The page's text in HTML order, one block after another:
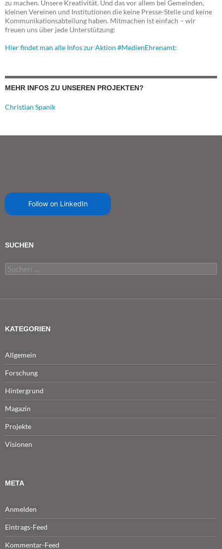
zu machen. Unsere Kreativität. Und das vor allem bei Gemeinden,
kleinen Vereinen und Institutionen die keine Presse-Stelle und keine
Kommunikationsabteilung haben. Mitmachen ist einfach – wir
freuen uns über jede Unterstützung:
Hier findet man alle Infos zur Aktion #MedienEhrenamt:
MEHR INFOS ZU UNSEREN PROJEKTEN?
Christian Spanik
Follow on LinkedIn
SUCHEN
Suchen
nach:
KATEGORIEN
Allgemein
Forschung
Hintergrund
Magazin
Projekte
Visionen
META
Anmelden
Eintrags-Feed
Kommentar-Feed